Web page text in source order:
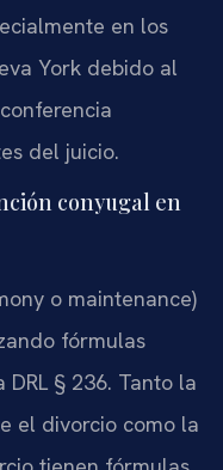
en los
York debido al
del juicio.
conyugal en
o maintenance)
fórmulas
§ 236. Tanto la
el divorcio como la